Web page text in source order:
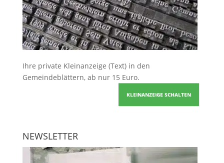
Ihre private Kleinanzeige (Text) in den
Gemeindeblättern, ab nur 15 Euro.
KLEINANZEIGE SCHALTEN
NEWSLETTER